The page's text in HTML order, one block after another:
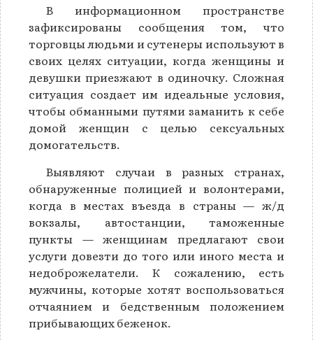
В информационном пространстве
зафиксированы сообщения том, что
торговцы людьми и сутенеры используют в
своих целях ситуации, когда женщины и
девушки приезжают в одиночку. Сложная
ситуация создает им идеальные условия,
чтобы обманными путями заманить к себе
домой женщин с целью сексуальных
домогательств.
Выявляют случаи в разных странах,
обнаруженные полицией и волонтерами,
когда в местах въезда в страны — ж/д
вокзалы, автостанции, таможенные
пункты — женщинам предлагают свои
услуги довезти до того или иного места и
недоброжелатели. К сожалению, есть
мужчины, которые хотят воспользоваться
отчаянием и бедственным положением
прибывающих беженок.